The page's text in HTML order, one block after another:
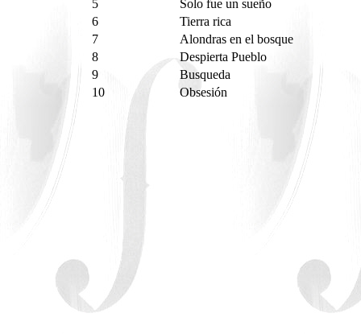
5
Solo fue un sueño
6
Tierra rica
7
Alondras en el bosque
8
Despierta Pueblo
9
Busqueda
10
Obsesión